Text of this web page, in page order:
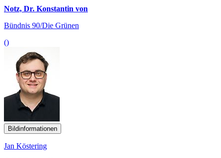
Notz, Dr. Konstantin von
Bündnis 90/Die Grünen
()
Bildinformationen
Jan Köstering